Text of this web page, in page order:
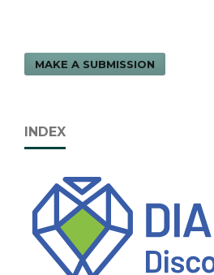
MAKE A SUBMISSION
INDEX